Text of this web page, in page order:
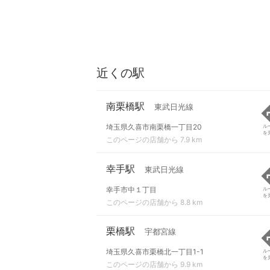
近くの駅
南栗橋駅 東武日光線
埼玉県久喜市南栗橋一丁目20
このページの店舗から 7.9 km
ル
を
幸手駅 東武日光線
幸手市中１丁目
このページの店舗から 8.8 km
ル
を
栗橋駅 宇都宮線
埼玉県久喜市栗橋北一丁目1-1
このページの店舗から 9.9 km
ル
を